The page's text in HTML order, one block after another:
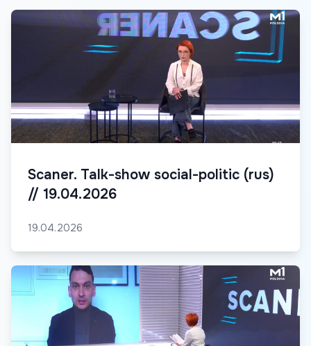
Scaner. Talk-show social-politic (rus)
// 19.04.2026
19.04.2026